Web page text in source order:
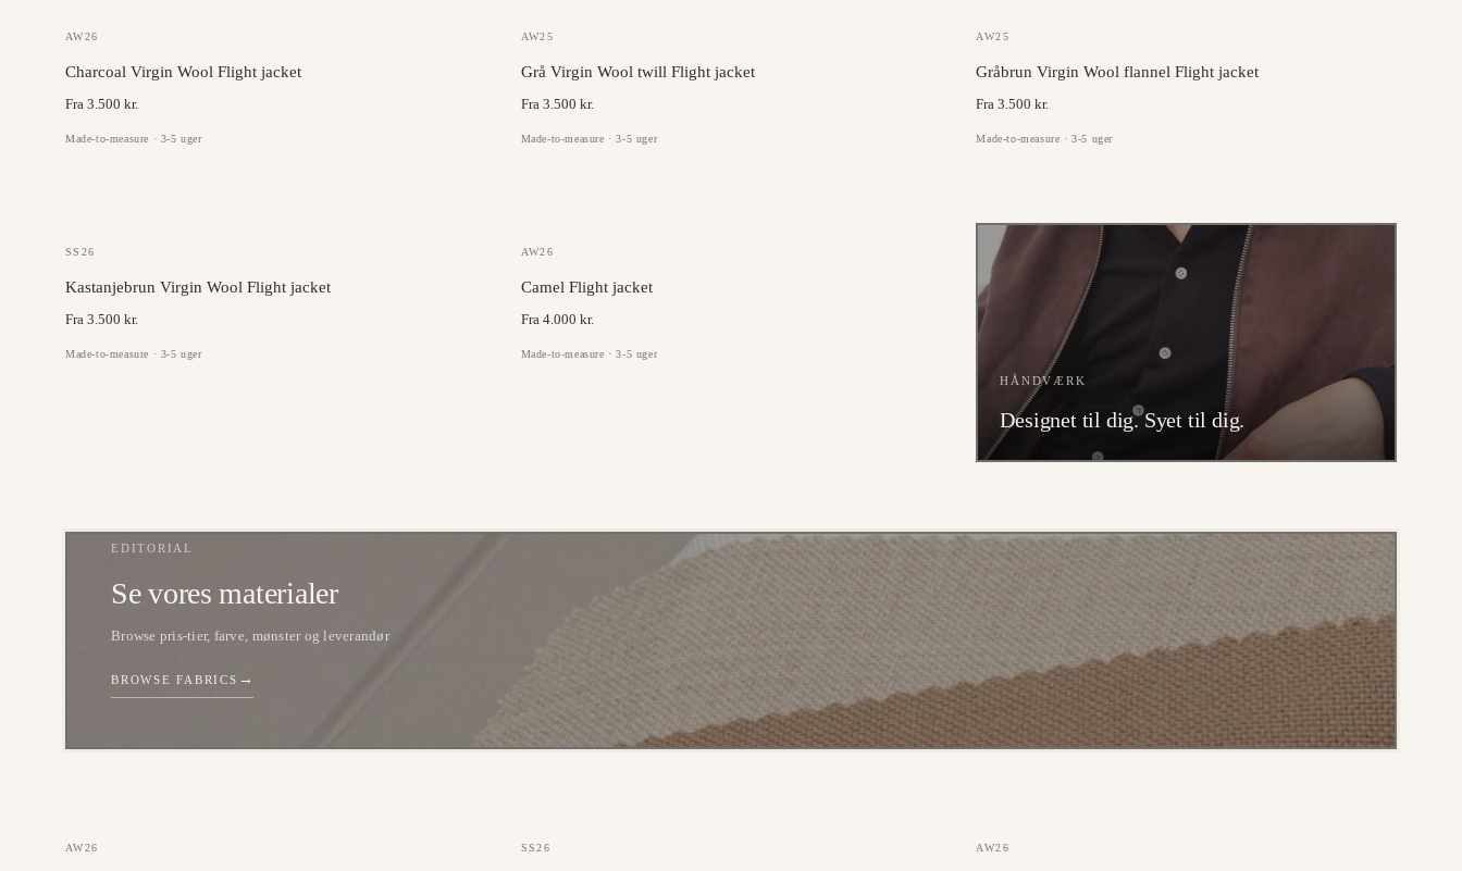
GAZABA
AW26
Charcoal Virgin Wool Flight jacket
Fra 3.500 kr.
Made-to-measure · 3-5 uger
JC COLLECTION
AW25
Grå Virgin Wool twill Flight jacket
Fra 3.500 kr.
Made-to-measure · 3-5 uger
JC COLLECTION
AW25
Gråbrun Virgin Wool flannel Flight jacket
Fra 3.500 kr.
Made-to-measure · 3-5 uger
JC COLLECTION
SS26
Kastanjebrun Virgin Wool Flight jacket
Fra 3.500 kr.
Made-to-measure · 3-5 uger
GAZABA
AW26
Camel Flight jacket
Fra 4.000 kr.
Made-to-measure · 3-5 uger
HÅNDVÆRK
Designet til dig. Syet til dig.
EDITORIAL
Se vores materialer
Browse pris-tier, farve, mønster og leverandør
BROWSE FABRICS →
GAZABA
AW26 MARLANE
SS26 GAZABA
AW26